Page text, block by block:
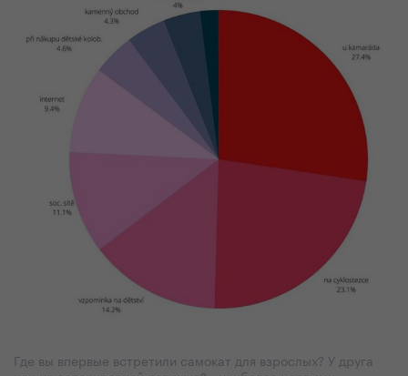
Где вы впервые встретили самокат для взрослых? У друга